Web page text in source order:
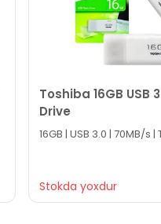
Toshiba 16GB USB
Drive
16GB | USB 3.0 | 70MB/s |
Stokda yoxdur